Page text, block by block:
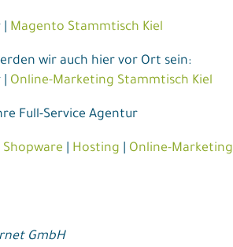
Magento Stammtisch Kiel
wir auch hier vor Ort sein:
Online-Marketing Stammtisch Kiel
Full-Service Agentur
Shopware Hosting Online-Marketing
GmbH